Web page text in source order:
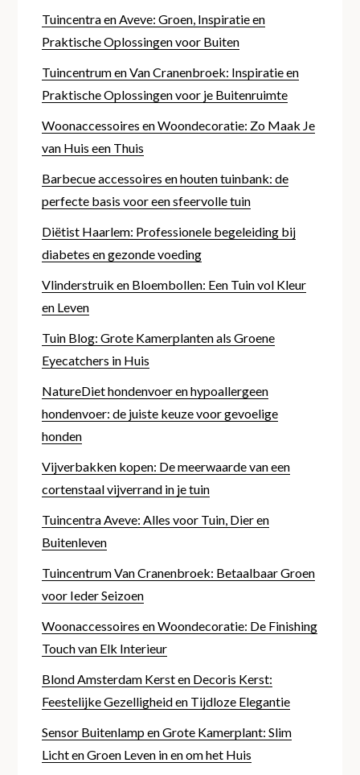
Tuincentra en Aveve: Groen, Inspiratie en
Praktische Oplossingen voor Buiten
Tuincentrum en Van Cranenbroek: Inspiratie en
Praktische Oplossingen voor je Buitenruimte
Woonaccessoires en Woondecoratie: Zo Maak Je
van Huis een Thuis
Barbecue accessoires en houten tuinbank: de
perfecte basis voor een sfeervolle tuin
Diëtist Haarlem: Professionele begeleiding bij
diabetes en gezonde voeding
Vlinderstruik en Bloembollen: Een Tuin vol Kleur
en Leven
Tuin Blog: Grote Kamerplanten als Groene
Eyecatchers in Huis
NatureDiet hondenvoer en hypoallergeen
hondenvoer: de juiste keuze voor gevoelige
honden
Vijverbakken kopen: De meerwaarde van een
cortenstaal vijverrand in je tuin
Tuincentra Aveve: Alles voor Tuin, Dier en
Buitenleven
Tuincentrum Van Cranenbroek: Betaalbaar Groen
voor Ieder Seizoen
Woonaccessoires en Woondecoratie: De Finishing
Touch van Elk Interieur
Blond Amsterdam Kerst en Decoris Kerst:
Feestelijke Gezelligheid en Tijdloze Elegantie
Sensor Buitenlamp en Grote Kamerplant: Slim
Licht en Groen Leven in en om het Huis